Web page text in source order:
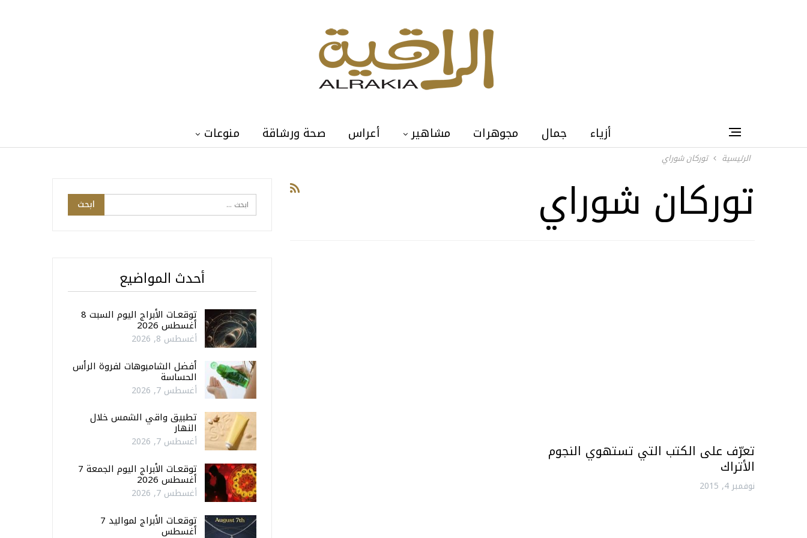
أزياء جمال مجوهرات مشاهير أعراس صحة ورشاقة منوعات
الرئيسية توركان شوراي
توركان شوراي
تعرّف على الكتب التي تستهوي النجوم
الأتراك
نوفمبر 4, 2015
أحدث المواضيع
توقعـات الأبراج اليوم السبت 8
أغسطس 2026
أغسطس 8, 2026
أفضل الشامبوهات لفروة الرأس
الحساسة
أغسطس 7, 2026
تطبيق واقي الشمس خلال
النهار
أغسطس 7, 2026
توقعـات الأبراج اليوم الجمعة 7
أغسطس 2026
أغسطس 7, 2026
توقعـات الأبراج لمواليد 7
أغسطس